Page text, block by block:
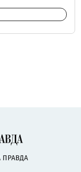
ПРАВДА